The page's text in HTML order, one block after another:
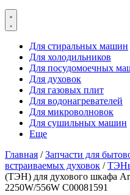
Для стиральных машин
Для холодильников
Для посудомоечных
Для духовок
Для газовых плит
Для водонагревателей
Для микроволновок
Для сушильных машин
Еще
Главная /Запчасти для
встраиваемых духовок /
(ТЭН) для духового шкафа
2250W/556W C00081591